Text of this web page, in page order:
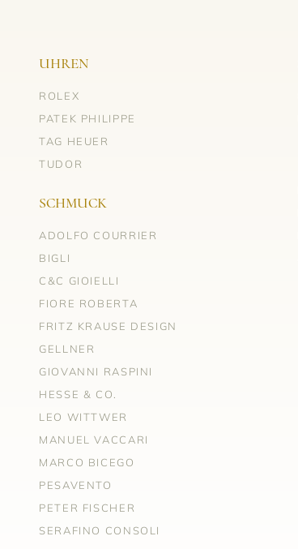
UHREN
ROLEX
PATEK PHILIPPE
TAG HEUER
TUDOR
SCHMUCK
ADOLFO COURRIER
BIGLI
C&C GIOIELLI
FIORE ROBERTA
FRITZ KRAUSE DESIGN
GELLNER
GIOVANNI RASPINI
HESSE & CO.
LEO WITTWER
MANUEL VACCARI
MARCO BICEGO
PESAVENTO
PETER FISCHER
SERAFINO CONSOLI